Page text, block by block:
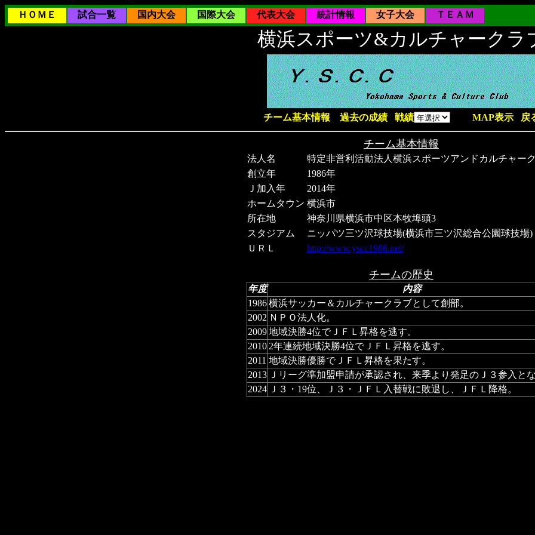
ＨＯＭＥ 試合一覧 国内大会 国際大会 代表大会 統計情報 女子大会 ＴＥＡＭ
横浜スポーツ&カルチャークラ
チーム基本情報 過去の成績 戦績 MAP表示 戻
チーム基本情報
法人名
特定非営利活動法人横浜スポーツアンドカルチャー
創立年
1986年
Ｊ加入年
2014年
ホームタウン 横浜市
所在地
神奈川県横浜市中区本牧埠頭3
スタジアム
ニッパツ三ツ沢球技場(横浜市三ツ沢総合公園球技場)
ＵＲＬ
http://www.yscc1986.net/
チームの歴史
年度
内容
1986 横浜サッカー＆カルチャークラブとして創部。
2002 ＮＰＯ法人化。
2009 地域決勝4位でＪＦＬ昇格を逃す。
2010 2年連続地域決勝4位でＪＦＬ昇格を逃す。
2011 地域決勝優勝でＪＦＬ昇格を果たす。
2013
Ｊリーグ準加盟申請が承認され、来季より発足のＪ３参入と
2024
Ｊ３・19位、Ｊ３・ＪＦＬ入替戦に敗退し、ＪＦＬ降格。